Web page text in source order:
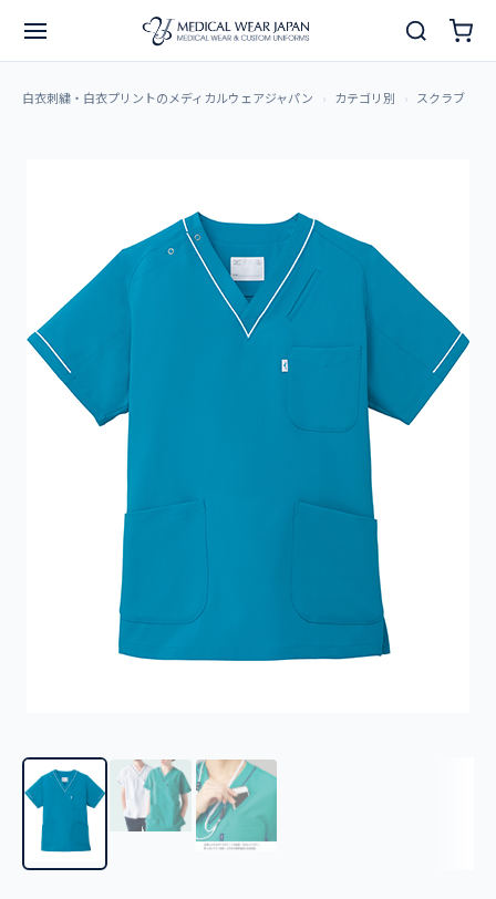
白衣刺繍・白衣プリントのメディカルウェアジャパン カテゴリ別 スクラブ